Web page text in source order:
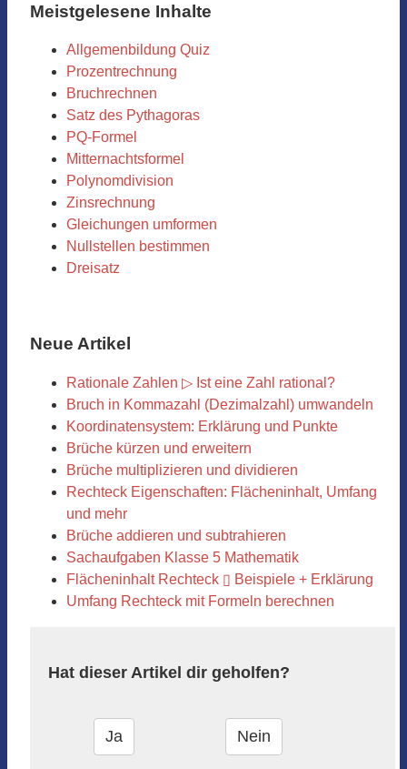
Meistgelesene Inhalte
Allgemenbildung Quiz
Prozentrechnung
Bruchrechnen
Satz des Pythagoras
PQ-Formel
Mitternachtsformel
Polynomdivision
Zinsrechnung
Gleichungen umformen
Nullstellen bestimmen
Dreisatz
Neue Artikel
Rationale Zahlen ▷ Ist eine Zahl rational?
Bruch in Kommazahl (Dezimalzahl) umwandeln
Koordinatensystem: Erklärung und Punkte
Brüche kürzen und erweitern
Brüche multiplizieren und dividieren
Rechteck Eigenschaften: Flächeninhalt, Umfang
und mehr
Brüche addieren und subtrahieren
Sachaufgaben Klasse 5 Mathematik
Flächeninhalt Rechteck ▯ Beispiele + Erklärung
Umfang Rechteck mit Formeln berechnen
Hat dieser Artikel dir geholfen?